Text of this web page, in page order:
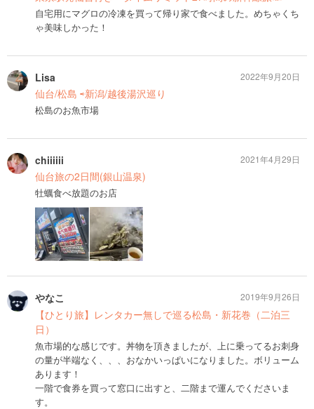
自宅用にマグロの冷凍を買って帰り家で食べました。めちゃくち
ゃ美味しかった！
Lisa
仙台/松島 ⇨新潟/越後湯沢巡り
松島のお魚市場
2022年9月20日
chiiiiii
仙台旅の2日間(銀山温泉)
牡蠣食べ放題のお店
2021年4月29日
やなこ
【ひとり旅】レンタカー無しで巡る松島・新花巻（二泊三
日）
魚市場的な感じです。丼物を頂きましたが、上に乗ってるお刺身
の量が半端なく、、、おなかいっぱいになりました。ボリューム
あります！
一階で食券を買って窓口に出すと、二階まで運んでくださいま
す。
2019年9月26日